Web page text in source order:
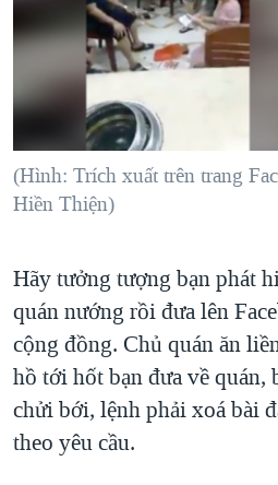
"Tìm"NGƯỜI VIỆT HẢI NGOẠI
ĐỜI SỐNG
KINH TẾ
KHOA HỌC
SỨC KHOẺ
VĂN HOÁ
HÀNH TRÌNH BẦU CỬ 2024
MỘT NĂM CHIẾN TRANH TẠI
GIẢI MÃ VÀNH ĐAI & CON
TRỊNH VĨNH BÌNH - NGƯỜI HẠ
CHI PHÍ CHIẾN TRANH
CÁC GIÁ TRỊ CỘNG HÒA Ở
THƯỢNG ĐỈNH TRUMP-KIM TẠI
TRỊNH VĨNH BÌNH VS. CHÍNH
NGƯ DÂN VIỆT VÀ LÀN SÓNG
VIDEO
MẠNG XÃ HỘI
Ngôn ngữ khác
(Hình: Trích xuất trên trang
Hiền Thiện)
Hãy tưởng tượng bạn phát
quán nướng rồi đưa lên
cộng đồng. Chủ quán ăn
hồ tới hốt bạn đưa về quán,
chửi bới, lệnh phải xoá bài
theo yêu cầu.